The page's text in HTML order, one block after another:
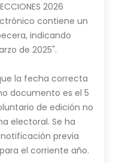
2026
contiene un
indicando
de 2025".
la fecha correcta
documento es el 5
de edición no
electoral. Se ha
previa
el corriente año.